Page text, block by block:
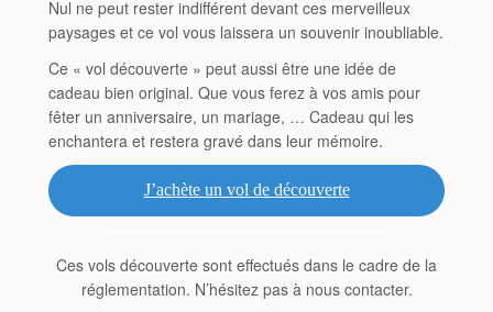
Nul ne peut rester indifférent devant ces merveilleux
paysages et ce vol vous laissera un souvenir inoubliable.
Ce « vol découverte » peut aussi être une idée de
cadeau bien original. Que vous ferez à vos amis pour
fêter un anniversaire, un mariage, … Cadeau qui les
enchantera et restera gravé dans leur mémoire.
J’achète un vol de découverte
Ces vols découverte sont effectués dans le cadre de la
réglementation. N’hésitez pas à nous contacter.